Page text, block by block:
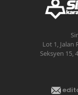
Lot 1, Jalan
Seksyen 15,